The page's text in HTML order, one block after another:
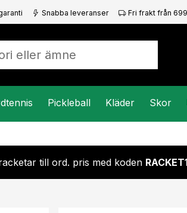
Snabba leveranser Fri frakt från
Pickleball Kläder Skor
till ord. pris med koden